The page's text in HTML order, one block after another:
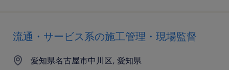
流通・サービス系の施工管理・現場監督
愛知県名古屋市中川区, 愛知県